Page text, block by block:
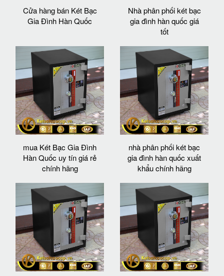
Cửa hàng bán Két Bạc
Gia Đình Hàn Quốc
Nhà phân phối két bạc
gia đình hàn quốc giá
tốt
mua Két Bạc Gia Đình
Hàn Quốc uy tín giá rẻ
chính hãng
nhà phân phối két bạc
gia đình hàn quốc xuất
khẩu chính hãng